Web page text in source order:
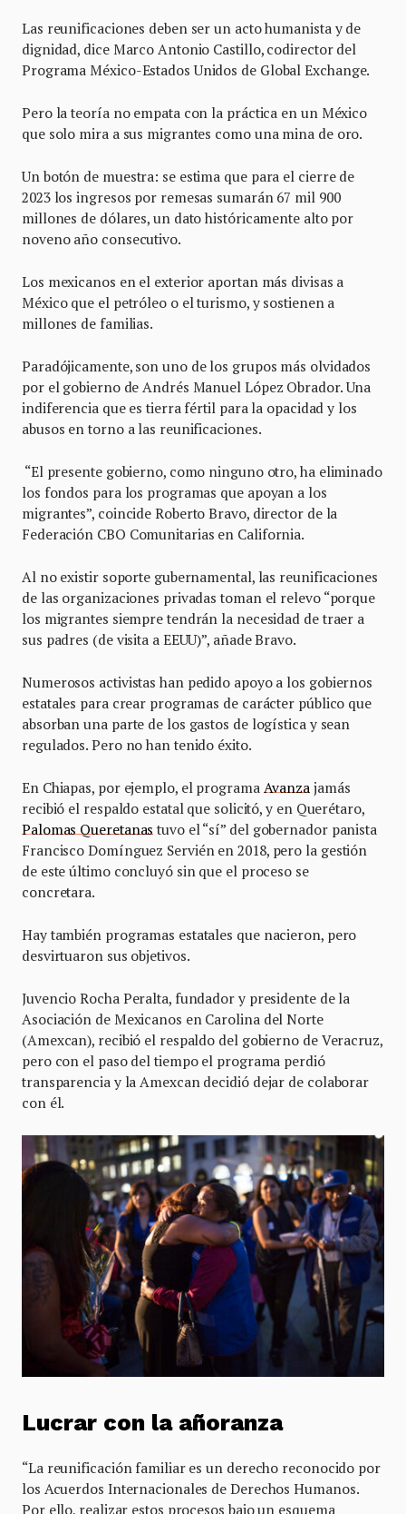
Las reunificaciones deben ser un acto humanista y de
dignidad, dice Marco Antonio Castillo, codirector del
Programa México-Estados Unidos de Global Exchange.
Pero la teoría no empata con la práctica en un México
que solo mira a sus migrantes como una mina de oro.
Un botón de muestra: se estima que para el cierre de
2023 los ingresos por remesas sumarán 67 mil 900
millones de dólares, un dato históricamente alto por
noveno año consecutivo.
Los mexicanos en el exterior aportan más divisas a
México que el petróleo o el turismo, y sostienen a
millones de familias.
Paradójicamente, son uno de los grupos más olvidados
por el gobierno de Andrés Manuel López Obrador. Una
indiferencia que es tierra fértil para la opacidad y los
abusos en torno a las reunificaciones.
“El presente gobierno, como ninguno otro, ha eliminado
los fondos para los programas que apoyan a los
migrantes”, coincide Roberto Bravo, director de la
Federación CBO Comunitarias en California.
Al no existir soporte gubernamental, las reunificaciones
de las organizaciones privadas toman el relevo “porque
los migrantes siempre tendrán la necesidad de traer a
sus padres (de visita a EEUU)”, añade Bravo.
Numerosos activistas han pedido apoyo a los gobiernos
estatales para crear programas de carácter público que
absorban una parte de los gastos de logística y sean
regulados. Pero no han tenido éxito.
En Chiapas, por ejemplo, el programa Avanza jamás
recibió el respaldo estatal que solicitó, y en Querétaro,
Palomas Queretanas tuvo el “sí” del gobernador panista
Francisco Domínguez Servién en 2018, pero la gestión
de este último concluyó sin que el proceso se
concretara.
Hay también programas estatales que nacieron, pero
desvirtuaron sus objetivos.
Juvencio Rocha Peralta, fundador y presidente de la
Asociación de Mexicanos en Carolina del Norte
(Amexcan), recibió el respaldo del gobierno de Veracruz,
pero con el paso del tiempo el programa perdió
transparencia y la Amexcan decidió dejar de colaborar
con él.
Lucrar con la añoranza
“La reunificación familiar es un derecho reconocido por
los Acuerdos Internacionales de Derechos Humanos.
Por ello, realizar estos procesos bajo un esquema